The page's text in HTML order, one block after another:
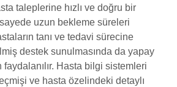
taleplerine hızlı ve doğru bir
uzun bekleme süreleri
tanı ve tedavi sürecine
destek sunulmasında da yapay
Hasta bilgi sistemleri
ve hasta özelindeki detaylı